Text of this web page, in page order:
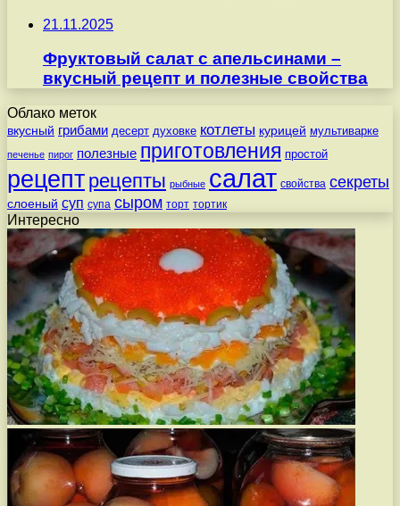
21.11.2025
Фруктовый салат с апельсинами –
вкусный рецепт и полезные свойства
Облако меток
вкусный грибами десерт духовке котлеты курицей мультиварке
печенье пирог полезные приготовления простой
рецепт рецепты рыбные салат свойства секреты
слоеный суп супа сыром торт тортик
Интересно